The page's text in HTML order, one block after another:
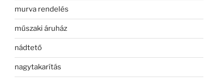
murva rendelés
műszaki áruház
nádtető
nagytakarítás